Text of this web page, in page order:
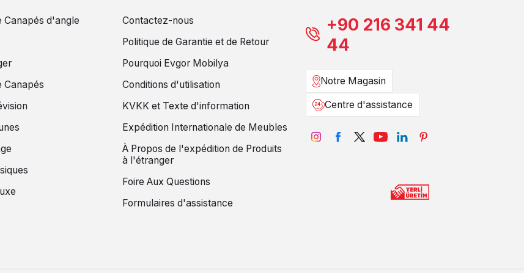
Canapés d'angle
Canapés
Contactez-nous
Politique de Garantie et de Retour
Pourquoi Evgor Mobilya
Conditions d'utilisation
KVKK et Texte d'information
Expédition Internationale de Meubles
À Propos de l'expédition de Produits
à l'étranger
Foire Aux Questions
Formulaires d'assistance
+90 216 341 44
44
Notre Magasin
Centre d'assistance